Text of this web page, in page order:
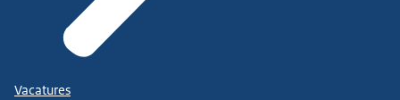
Vacatures